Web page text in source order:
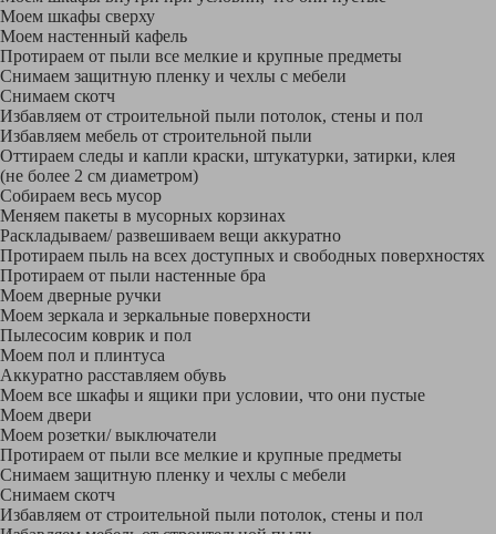
Моем шкафы сверху
Моем настенный кафель
Протираем от пыли все мелкие и крупные предметы
Снимаем защитную пленку и чехлы с мебели
Снимаем скотч
Избавляем от строительной пыли потолок, стены и пол
Избавляем мебель от строительной пыли
Оттираем следы и капли краски, штукатурки, затирки, клея
(не более 2 см диаметром)
Собираем весь мусор
Меняем пакеты в мусорных корзинах
Раскладываем/ развешиваем вещи аккуратно
Протираем пыль на всех доступных и свободных поверхностях
Протираем от пыли настенные бра
Моем дверные ручки
Моем зеркала и зеркальные поверхности
Пылесосим коврик и пол
Моем пол и плинтуса
Аккуратно расставляем обувь
Моем все шкафы и ящики при условии, что они пустые
Моем двери
Моем розетки/ выключатели
Протираем от пыли все мелкие и крупные предметы
Снимаем защитную пленку и чехлы с мебели
Снимаем скотч
Избавляем от строительной пыли потолок, стены и пол